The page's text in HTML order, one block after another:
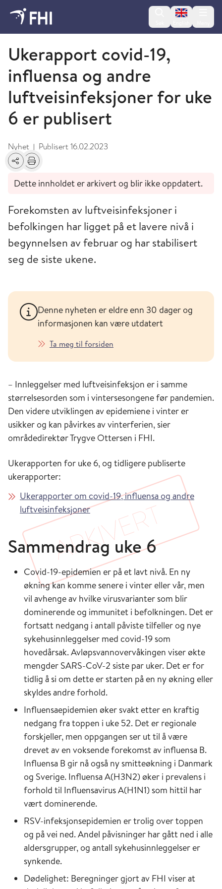
Change
Koronaviruset - arkiverte nyheter 2023
Ukerapport covid-19,
influensa og andre
luftveisinfeksjoner for uke
6 er publisert
Nyhet | Publisert16.02.2023
Del Skriv ut
Dette innholdet er arkivert og blir ikke oppdatert.
Forekomsten av luftveisinfeksjoner i
befolkingen har ligget på et lavere nivå i
begynnelsen av februar og har stabilisert
seg de siste ukene.
Denne nyheten er eldre enn 30 dager og
informasjonen kan være utdatert
Ta meg til forsiden
– Innleggelser med luftveisinfeksjon er i samme
størrelsesorden som i vintersesongene før pandemien.
Den videre utviklingen av epidemiene i vinter er
usikker og kan påvirkes av vinterferien, sier
områdedirektør Trygve Ottersen i FHI.
Ukerapporten for uke 6, og tidligere publiserte
ukerapporter:
Ukerapporter om covid-19, influensa og andre
luftveisinfeksjoner
Sammendrag uke 6
Covid-19-epidemien er på et lavt nivå. En ny
økning kan komme senere i vinter eller vår, men
vil avhenge av hvilke virusvarianter som blir
dominerende og immunitet i befolkningen. Det er
fortsatt nedgang i antall påviste tilfeller og nye
sykehusinnleggelser med covid-19 som
hovedårsak. Avløpsvannovervåkingen viser økte
mengder SARS-CoV-2 siste par uker. Det er for
tidlig å si om dette er starten på en ny økning eller
skyldes andre forhold.
Influensaepidemien øker svakt etter en kraftig
nedgang fra toppen i uke 52. Det er regionale
forskjeller, men oppgangen ser ut til å være
drevet av en voksende forekomst av influensa B.
Influensa B gir nå også ny smitteøkning i Danmark
og Sverige. Influensa A(H3N2) øker i prevalens i
forhold til Influensavirus A(H1N1) som hittil har
vært dominerende.
RSV-infeksjonsepidemien er trolig over toppen
og på vei ned. Andel påvisninger har gått ned i alle
aldersgrupper, og antall sykehusinnleggelser er
synkende.
Dødelighet: Beregninger gjort av FHI viser at